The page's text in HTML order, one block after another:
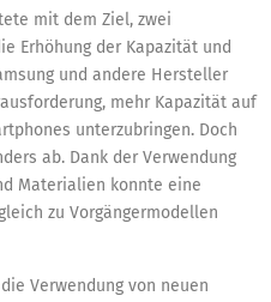
mit dem Ziel, zwei
Erhöhung der Kapazität und
und andere Hersteller
mehr Kapazität auf
unterzubringen. Doch
ab. Dank der Verwendung
Materialien konnte eine
zu Vorgängermodellen
Verwendung von neuen